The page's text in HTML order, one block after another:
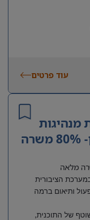
עוד פרטים
מנהיגות
מלאה
הציבורית
ותיאום ברמה
של התוכנית,